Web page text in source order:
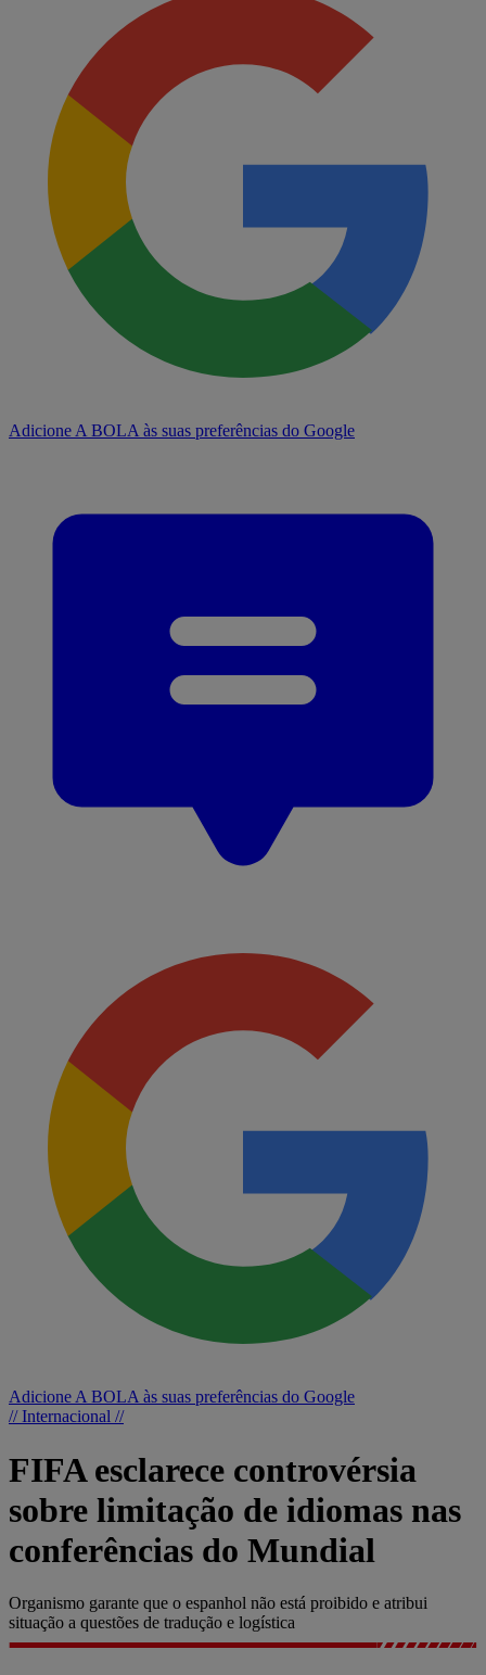
Adicione A BOLA às suas preferências do Google
Adicione A BOLA às suas preferências do Google
// Internacional //
FIFA esclarece controvérsia
sobre limitação de idiomas nas
conferências do Mundial
Organismo garante que o espanhol não está proibido e atribui
situação a questões de tradução e logística